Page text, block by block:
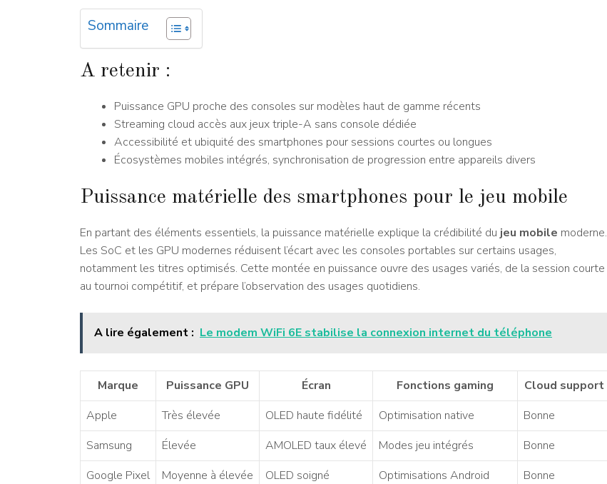
Sommaire
A retenir :
Puissance GPU proche des consoles sur modèles haut de gamme récents
Streaming cloud accès aux jeux triple-A sans console dédiée
Accessibilité et ubiquité des smartphones pour sessions courtes ou longues
Écosystèmes mobiles intégrés, synchronisation de progression entre appareils divers
Puissance matérielle des smartphones pour le jeu mobile
En partant des éléments essentiels, la puissance matérielle explique la crédibilité du jeu mobile moderne.
Les SoC et les GPU modernes réduisent l’écart avec les consoles portables sur certains usages,
notamment les titres optimisés. Cette montée en puissance ouvre des usages variés, de la session courte
au tournoi compétitif, et prépare l’observation des usages quotidiens.
A lire également : Le modem WiFi 6E stabilise la connexion internet du téléphone
Marque Puissance GPU Écran Fonctions gaming
Cloud support
Apple
Très élevée OLED haute fidélité Optimisation native
Bonne
Samsung
Élevée AMOLED taux élevé Modes jeu intégrés
Bonne
Google Pixel
Moyenne à élevée OLED soigné Optimisations Android
Bonne